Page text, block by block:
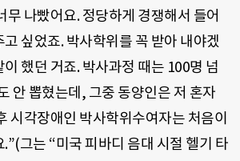
무 나빴어요. 정당하게 경쟁해서 들어
싶었죠. 박사학위를 꼭 받아 내야겠
했던 거죠. 박사과정 때는 100명 넘
안 뽑혔는데, 그중 동양인은 저 혼자
시각장애인 박사학위수여자는 처음이
그는 “미국 피바디 음대 시절 헬기 타